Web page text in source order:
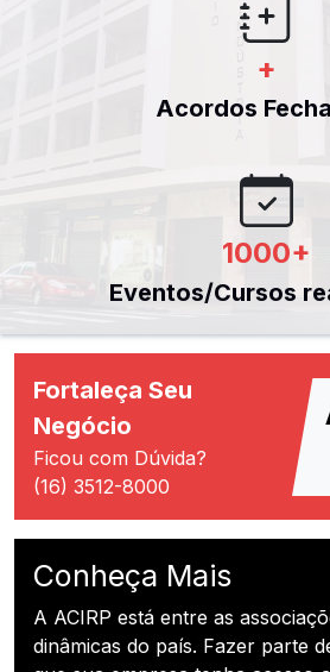
+
Acordos
1000+
Eventos/Cursos
Fortaleça Seu
Negócio
Ficou com Dúvida?
(16) 3512-8000
Conheça Mais
A ACIRP está entre as
dinâmicas do país. Fazer parte